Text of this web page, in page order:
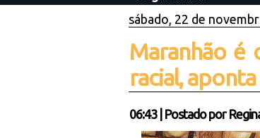
sábado, 22 de
Maranhão é
racial,
06:43| Postado por